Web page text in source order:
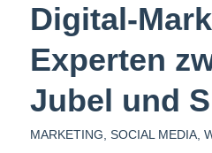
Digital-
Experten
Jubel und
MARKETING SOCIAL MEDIA,